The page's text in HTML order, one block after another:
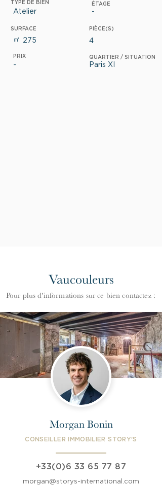
TYPE DE BIEN
Atelier
ÉTAGE
-
SURFACE
㎡ 275
PIÈCE(S)
4
PRIX QUARTIER / SITUATION
- Paris XI
Vaucouleurs
Pour plus d'informations sur ce bien contactez :
Morgan Bonin
CONSEILLER IMMOBILIER STORY'S
+33(0)6 33 65 77 87
morgan@storys-international.com